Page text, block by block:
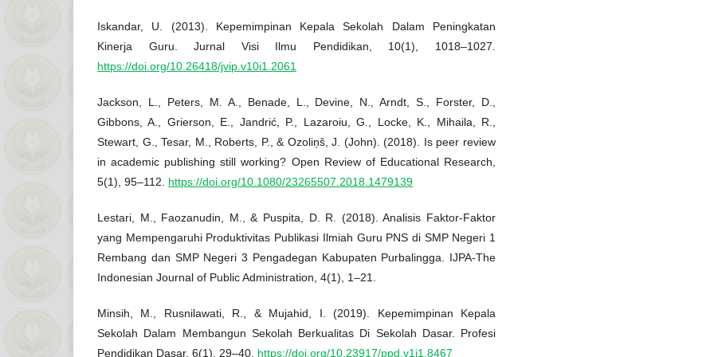
Iskandar, U. (2013). Kepemimpinan Kepala Sekolah Dalam Peningkatan
Kinerja Guru. Jurnal Visi Ilmu Pendidikan, 10(1), 1018–1027.
https://doi.org/10.26418/jvip.v10i1.2061
Jackson, L., Peters, M. A., Benade, L., Devine, N., Arndt, S., Forster, D.,
Gibbons, A., Grierson, E., Jandrić, P., Lazaroiu, G., Locke, K., Mihaila, R.,
Stewart, G., Tesar, M., Roberts, P., & Ozoliņš, J. (John). (2018). Is peer review
in academic publishing still working? Open Review of Educational Research,
5(1), 95–112. https://doi.org/10.1080/23265507.2018.1479139
Lestari, M., Faozanudin, M., & Puspita, D. R. (2018). Analisis Faktor-Faktor
yang Mempengaruhi Produktivitas Publikasi Ilmiah Guru PNS di SMP Negeri 1
Rembang dan SMP Negeri 3 Pengadegan Kabupaten Purbalingga. IJPA-The
Indonesian Journal of Public Administration, 4(1), 1–21.
Minsih, M., Rusnilawati, R., & Mujahid, I. (2019). Kepemimpinan Kepala
Sekolah Dalam Membangun Sekolah Berkualitas Di Sekolah Dasar. Profesi
Pendidikan Dasar, 6(1), 29–40. https://doi.org/10.23917/ppd.v1i1.8467